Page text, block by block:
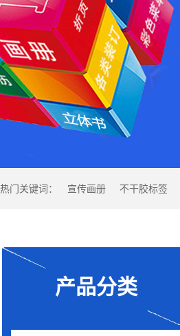
热门关键词： 宣传画册 不干胶标签
产品分类